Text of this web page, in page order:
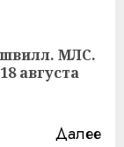
МЛС.
августа
Далее